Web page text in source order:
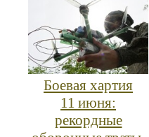
Боевая хартия
11 июня:
рекордные